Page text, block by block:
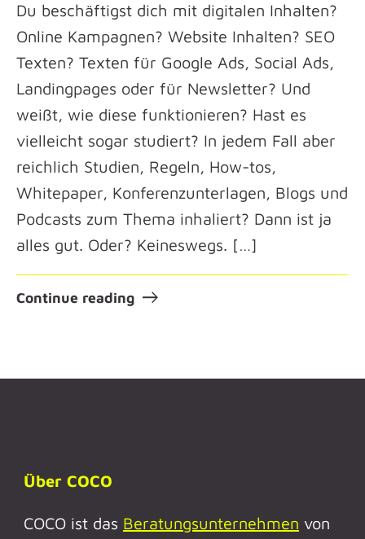
Du beschäftigst dich mit digitalen Inhalten?
Online Kampagnen? Website Inhalten? SEO
Texten? Texten für Google Ads, Social Ads,
Landingpages oder für Newsletter? Und
weißt, wie diese funktionieren? Hast es
vielleicht sogar studiert? In jedem Fall aber
reichlich Studien, Regeln, How-tos,
Whitepaper, Konferenzunterlagen, Blogs und
Podcasts zum Thema inhaliert? Dann ist ja
alles gut. Oder? Keineswegs. […]
Continue reading
Über COCO
COCO ist das Beratungsunternehmen von